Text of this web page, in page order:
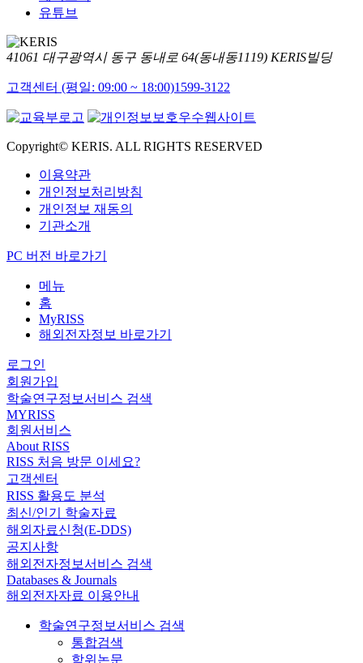
유튜브
41061 대구광역시 동구 동내로 64(동내동1119) KERIS빌딩
고객센터 (평일: 09:00 ~ 18:00)1599-3122
Copyright© KERIS. ALL RIGHTS RESERVED
이용약관
개인정보처리방침
개인정보 재동의
기관소개
PC 버전 바로가기
메뉴
홈
MyRISS
해외전자정보 바로가기
로그인
회원가입
학술연구정보서비스 검색
MYRISS
회원서비스
About RISS
RISS 처음 방문 이세요?
고객센터
RISS 활용도 분석
최신/인기 학술자료
해외자료신청(E-DDS)
공지사항
해외전자정보서비스 검색
Databases & Journals
해외전자자료 이용안내
학술연구정보서비스 검색
통합검색
학위논문